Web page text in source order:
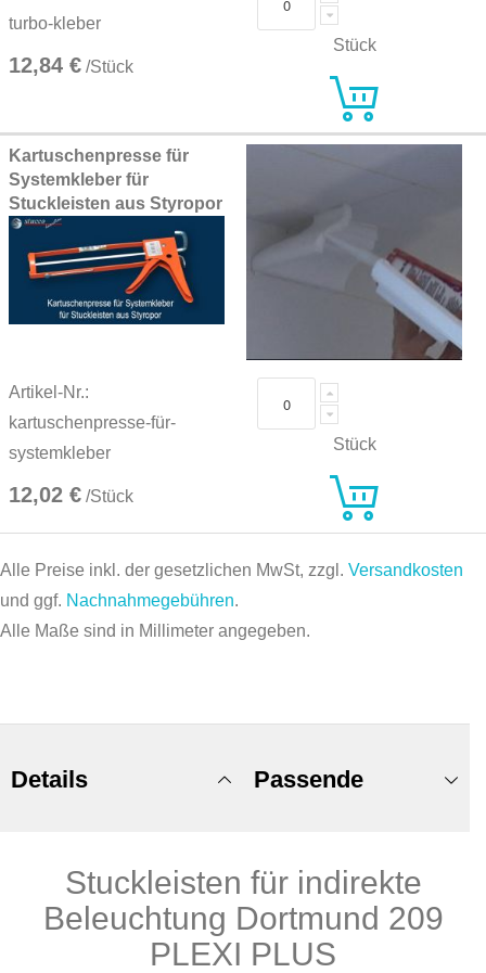
turbo-kleber
12,84 € /Stück
Stück
Kartuschenpresse für
Systemkleber für
Stuckleisten aus Styropor
Artikel-Nr.:
kartuschenpresse-für-
systemkleber
12,02 € /Stück
Stück
Alle Preise inkl. der gesetzlichen MwSt, zzgl. Versandkosten
und ggf. Nachnahmegebühren.
Alle Maße sind in Millimeter angegeben.
Details
Stuckleisten für indirekte
Beleuchtung Dortmund 209
PLEXI PLUS
Passende
Produkte